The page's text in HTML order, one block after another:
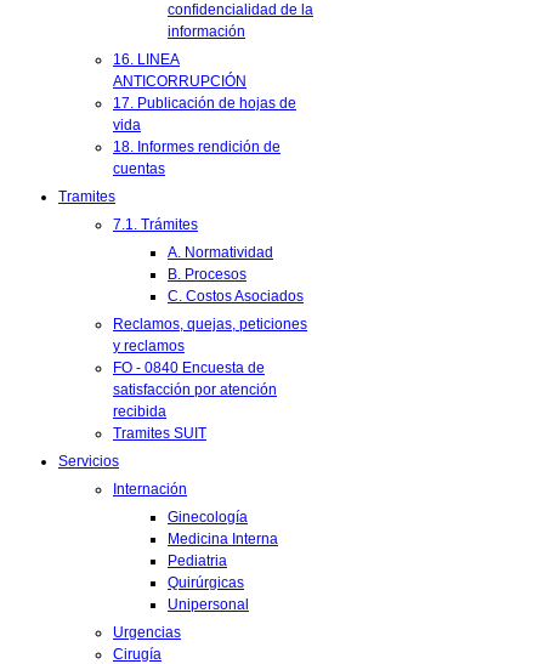
confidencialidad de la
información
16. LINEA
ANTICORRUPCIÓN
17. Publicación de hojas de
vida
18. Informes rendición de
cuentas
Tramites
7.1. Trámites
A. Normatividad
B. Procesos
C. Costos Asociados
Reclamos, quejas, peticiones
y reclamos
FO - 0840 Encuesta de
satisfacción por atención
recibida
Tramites SUIT
Servicios
Internación
Ginecología
Medicina Interna
Pediatria
Quirúrgicas
Unipersonal
Urgencias
Cirugía